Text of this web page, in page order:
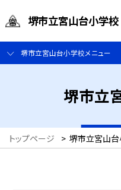
堺市立宮山台小学校
堺市立宮山台小学校メニュー
堺市立
トップページ > 堺市立宮山